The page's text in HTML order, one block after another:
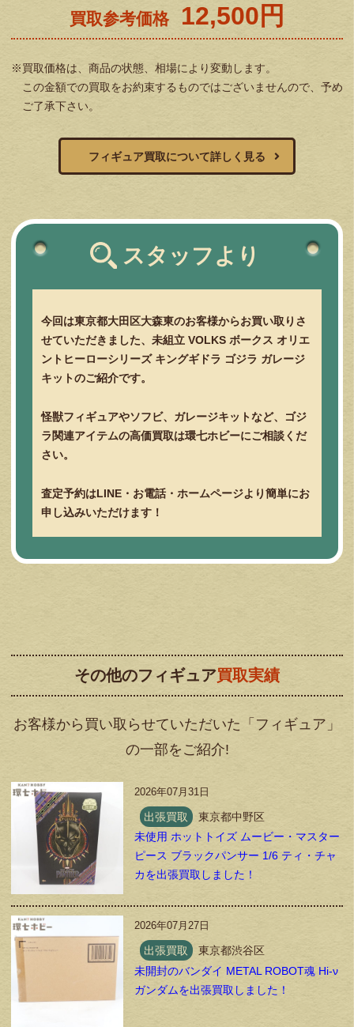
買取参考価格 12,500円
※買取価格は、商品の状態、相場により変動します。
この金額での買取をお約束するものではございませんので、予め
ご了承下さい。
フィギュア買取について詳しく見る
スタッフより
今回は東京都大田区大森東のお客様からお買い取りさ
せていただきました、未組立 VOLKS ボークス オリエ
ントヒーローシリーズ キングギドラ ゴジラ ガレージ
キットのご紹介です。
怪獣フィギュアやソフビ、ガレージキットなど、ゴジ
ラ関連アイテムの高価買取は環七ホビーにご相談くだ
さい。
査定予約はLINE・お電話・ホームページより簡単にお
申し込みいただけます！
その他のフィギュア買取実績
お客様から買い取らせていただいた「フィギュア」
の一部をご紹介!
2026年07月31日
出張買取
東京都中野区
未使用 ホットトイズ ムービー・マスター
ピース ブラックパンサー 1/6 ティ・チャ
カを出張買取しました！
2026年07月27日
出張買取
東京都渋谷区
未開封のバンダイ METAL ROBOT魂 Hi-ν
ガンダムを出張買取しました！